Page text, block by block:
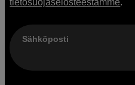
Sähköposti